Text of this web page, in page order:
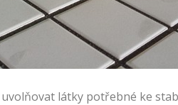
látky potřebné ke